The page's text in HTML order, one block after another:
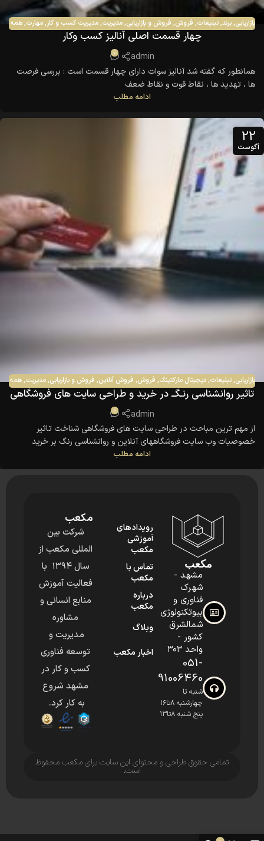
بازاریابی,برند,تبلیغات, فروش, فروش و بازاریابی,مدیریت,مدیریت کسب و کار,مهارت,همه
چهار قسمت اصلی آنالیز کسب وکار
admin
0
همانطور که گفته شد آنالیز سوات دارای چهار قسمت است : بررسی فرصت
ها ، تهدید ها ، نقاط قوت و نقاط ضعف
نیروهای مثبتی است که همراه با هم کار می کنند و همچنین پیدا کردن یک
سری ...
ادامه مطلب
22
آگوست
بازاریابی,تبلیغات,دیجیتال مارکتینگ, فروش, فروش آنلاین, فروش و بازاریابی,مدیریت,همه
مقالات
تاثیر روانشناسی رنـگــ در خرید و طراحی سایت های فروشگاهی
admin
0
از مهم ترین مباحث در طراحی سایت های فروشگاهی شناخت تاثیر
خصوصیات وب سایت فروشگاههای آنلاین و روانشناسی رنگ بر خرید
الکترونیکی مشتریان می باشد. ویژگیهای ظاهری مثل رنگ در وبسایت،
ویژگیهای تکنیکی، اطلاعاتی وبسایت، بر تصمیم خرید آنلاین مشتری
ادامه مطلب
مکعب
مشهد -
شهرک
فناوری و
بیوتکنولوژی
شمالشرق
کشور -
واحد ۳۰۳
051-
91006460
شنبه تا
چهارشنبه ۸تا۱۶
پنج شنبه ۸تا۱۳
رویدادهای
آموزشی
مکعب
تماس با
مکعب
درباره
مکعب
وبلاگ
اخبار مکعب
مکعب
شرکت بین
المللی مکعب از
سال ۱۳۹۴ با
فعالیت آموزش
منابع انسانی و
مشاوره
مدیریت و
توسعه فناوری
کسب و کار در
مشهد شروع
به کار کرد.
تمامی حقوق طراحی و محتوای این سایت برای مکعب محفوظ
است.